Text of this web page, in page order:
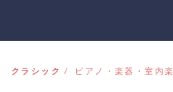
クラシック ピアノ・楽器・室内楽